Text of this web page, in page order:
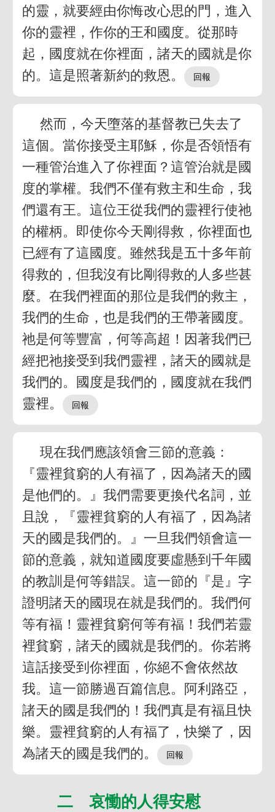
的靈，就要經由你悔改心思的門，進入
你的靈裡，作你的王和國度。從那時
起，國度就在你裡面，諸天的國就是你
的。這是照著新約的救恩。
然而，今天墮落的基督教已失去了
這個。當你接受主耶穌，你是否領悟有
一種管治進入了你裡面？這管治就是國
度的掌權。我們不僅有救主和生命，我
們還有王。這位王從我們的靈裡行使祂
的權柄。即使你今天剛得救，你裡面也
已經有了這國度。雖然我是五十多年前
得救的，但我沒有比剛得救的人多些甚
麼。在我們裡面的那位是我們的救主，
我們的生命，也是我們的王帶著國度。
祂是何等豐富，何等高超！因著我們已
經把祂接受到我們靈裡，諸天的國就是
我們的。國度是我們的，國度就在我們
靈裡。
現在我們應該領會三節的意義：
『靈裡貧窮的人有福了，因為諸天的國
是他們的。』我們需要更換代名詞，並
且說，『靈裡貧窮的人有福了，因為諸
天的國是我們的。』一旦我們領會這一
節的意義，就知道國度要虛懸到千年國
的教訓是何等錯誤。這一節的『是』字
證明諸天的國現在就是我們的。我們何
等有福！靈裡貧窮何等有福！我們若靈
裡貧窮，諸天的國就是我們的。你若將
這話接受到你裡面，你絕不會依然故
我。這一節勝過百篇信息。阿利路亞，
諸天的國是我們的！我們真是有福且快
樂。靈裡貧窮的人有福了，快樂了，因
為諸天的國是我們的。
二 哀慟的人得安慰